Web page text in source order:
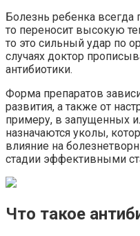
Болезнь ребенка всегда
то переносит высокую
то это сильный удар по
случаях доктор
антибиотики.
Форма препаратов
развития, а также от
примеру, в запущенных
назначаются уколы,
влияние на
стадии эффективными
Что такое